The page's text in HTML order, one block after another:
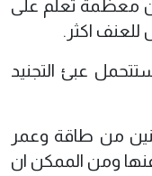
معظمة تعلم على
للعنف اكثر.
عبئ التجنيد
من طاقة وعمر
ومن الممكن ان